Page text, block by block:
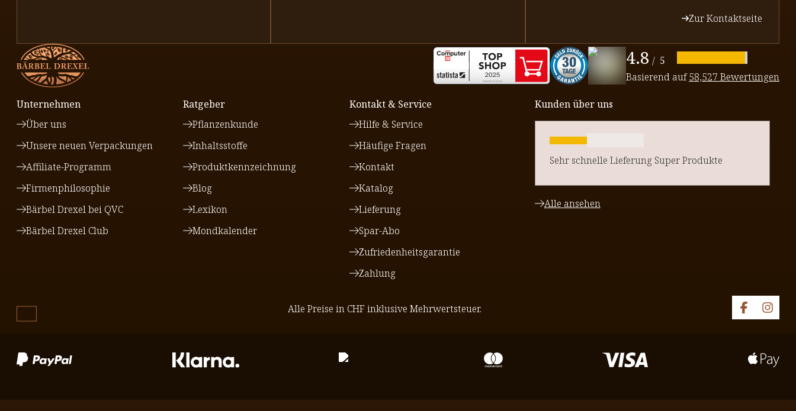
Zur Kontaktseite
4.8 / 5
Basierend auf58,527 Bewertungen
Unternehmen
Über uns
Unsere neuen Verpackungen
Affiliate-Programm
Firmenphilosophie
Bärbel Drexel bei QVC
Bärbel Drexel Club
Ratgeber
Pflanzenkunde
Inhaltsstoffe
Produktkennzeichnung
Blog
Lexikon
Mondkalender
Kontakt & Service
Hilfe & Service
Häufige Fragen
Kontakt
Katalog
Lieferung
Spar-Abo
Zufriedenheitsgarantie
Zahlung
Kunden über uns
Sehr schnelle Lieferung Super Produkte
Alle ansehen
Alle Preise in CHF inklusive Mehrwertsteuer.